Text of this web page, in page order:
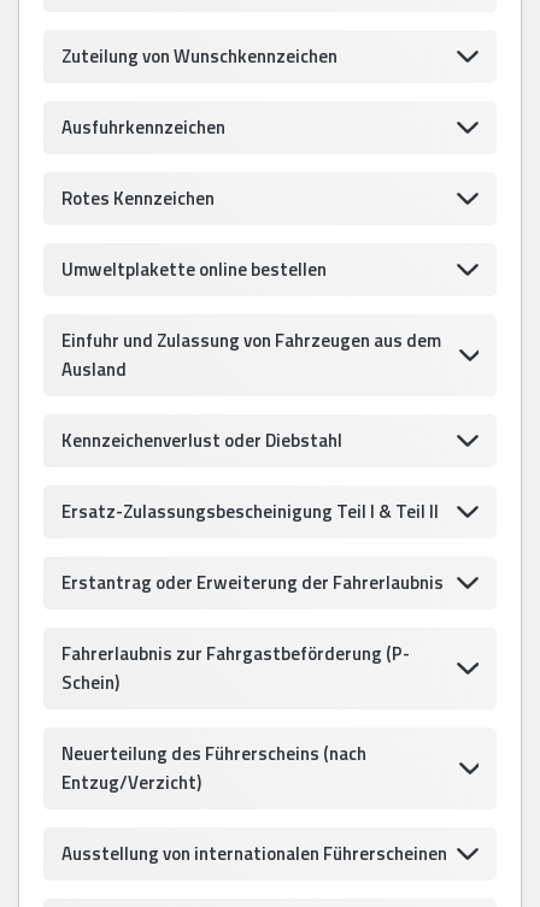
Zuteilung von Wunschkennzeichen
Ausfuhrkennzeichen
Rotes Kennzeichen
Umweltplakette online bestellen
Einfuhr und Zulassung von Fahrzeugen aus dem
Ausland
Kennzeichenverlust oder Diebstahl
Ersatz-Zulassungsbescheinigung Teil I & Teil II
Erstantrag oder Erweiterung der Fahrerlaubnis
Fahrerlaubnis zur Fahrgastbeförderung (P-
Schein)
Neuerteilung des Führerscheins (nach
Entzug/Verzicht)
Ausstellung von internationalen Führerscheinen